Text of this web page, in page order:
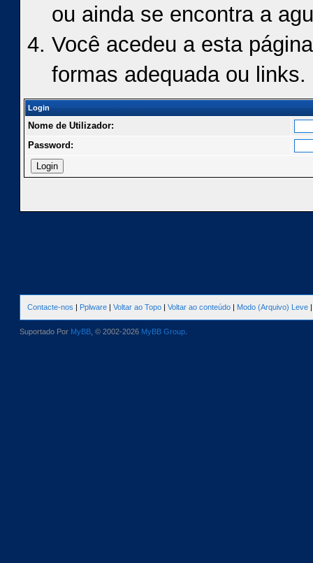
ou ainda se encontra a
Você acedeu a esta
formas adequada ou links.
Login
Nome de Utilizador:
Password:
Contacte-nos | Pplware | Voltar ao Topo | Voltar ao conteúdo | Modo (Arquivo) Leve
Suportado Por MyBB , © 2002-2026 MyBB Group